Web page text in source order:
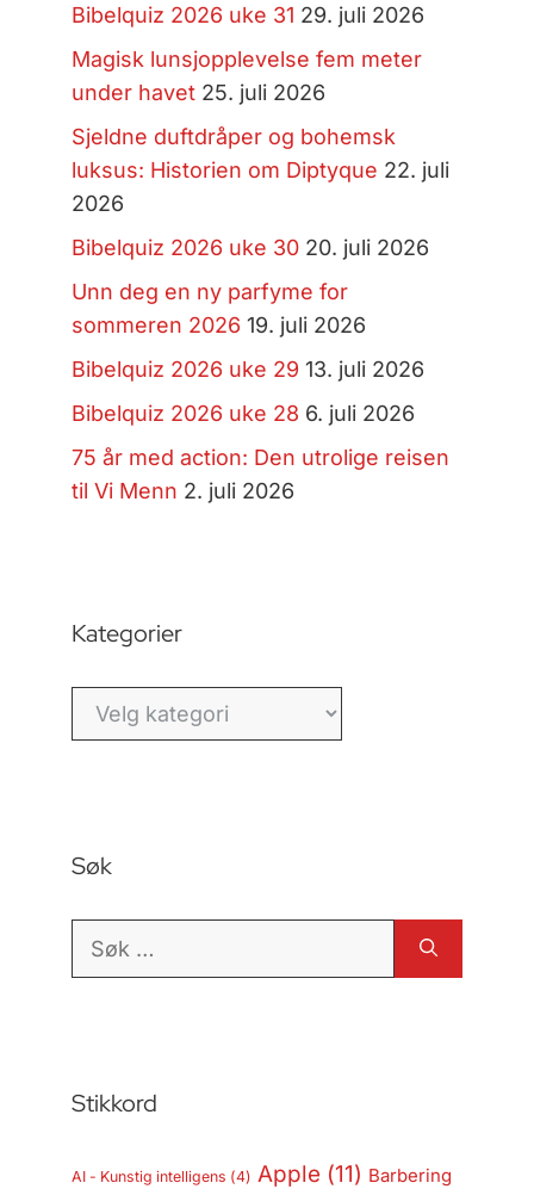
Bibelquiz 2026 uke 31 29. juli 2026
Magisk lunsjopplevelse fem meter
under havet 25. juli 2026
Sjeldne duftdråper og bohemsk
luksus: Historien om Diptyque 22. juli
2026
Bibelquiz 2026 uke 30 20. juli 2026
Unn deg en ny parfyme for
sommeren 2026 19. juli 2026
Bibelquiz 2026 uke 29 13. juli 2026
Bibelquiz 2026 uke 28 6. juli 2026
75 år med action: Den utrolige reisen
til Vi Menn 2. juli 2026
Kategorier
Kategorier
Søk
Søk
Stikkord
AI - Kunstig intelligens (4) Apple (11) Barbering